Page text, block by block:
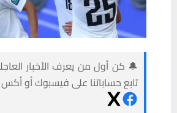
🔔 كن أول من يعرف الأخبار
تابع حساباتنا على فيسبوك أو أكس